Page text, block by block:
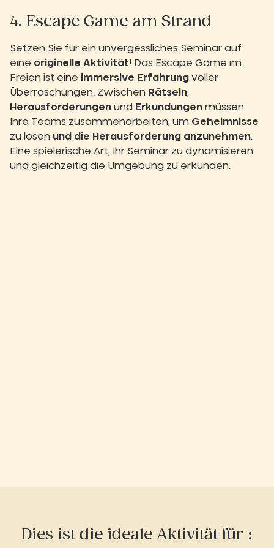
4. Escape Game am Strand
Setzen Sie für ein unvergessliches Seminar auf
eine originelle Aktivität! Das Escape Game im
Freien ist eine immersive Erfahrung voller
Überraschungen. Zwischen Rätseln
Herausforderungen und Erkundungen müssen
Ihre Teams zusammenarbeiten, um Geheimnisse
zu lösen und die Herausforderung anzunehmen.
Eine spielerische Art, Ihr Seminar zu dynamisieren
und gleichzeitig die Umgebung zu erkunden.
Dies ist die ideale Aktivität für :